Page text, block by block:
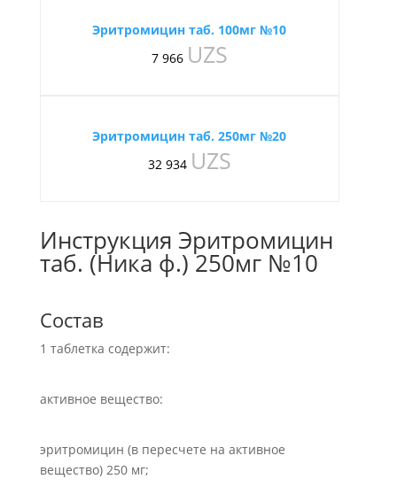
Эритромицин таб. 100мг №10
7 966 UZS
Эритромицин таб. 250мг №20
32 934 UZS
Инструкция Эритромицин
таб. (Ника ф.) 250мг №10
Состав
1 таблетка содержит:
активное вещество:
эритромицин (в пересчете на активное
вещество) 250 мг;